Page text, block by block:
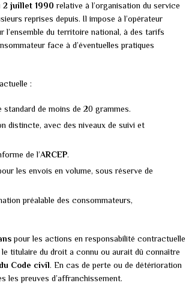
2 juillet 1990 relative à l’organisation du service
reprises depuis. Il impose à l’opérateur
l’ensemble du territoire national, à des tarifs
face à d’éventuelles pratiques
:
de moins de 20 grammes.
distincte, avec des niveaux de suivi et
de l’ARCEP.
les envois en volume, sous réserve de
préalable des consommateurs,
pour les actions en responsabilité contractuelle
titulaire du droit a connu ou aurait dû connaître
Code civil. En cas de perte ou de détérioration
les preuves d’affranchissement.